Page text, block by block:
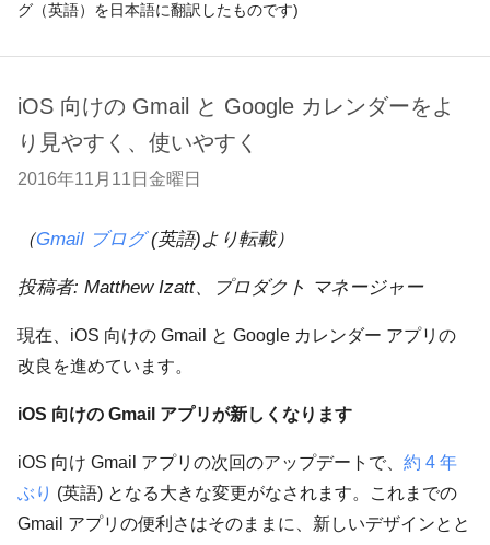
グ（英語）を日本語に翻訳したものです)
iOS 向けの Gmail と Google カレンダーをよ
り見やすく、使いやすく
2016年11月11日金曜日
（Gmail ブログ(英語)より転載）
投稿者: Matthew Izatt、プロダクト マネージャー
現在、iOS 向けの Gmail と Google カレンダー アプリの
改良を進めています。
iOS 向けの Gmail アプリが新しくなります
iOS 向け Gmail アプリの次回のアップデートで、 約 4 年
ぶり (英語) となる大きな変更がなされます。これまでの
Gmail アプリの便利さはそのままに、新しいデザインとと